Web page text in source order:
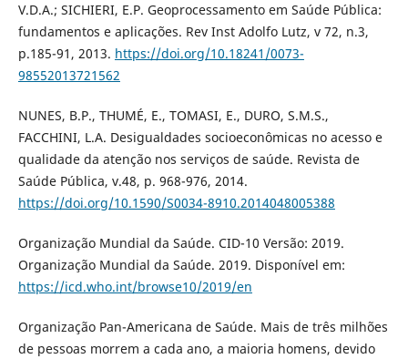
V.D.A.; SICHIERI, E.P. Geoprocessamento em Saúde Pública:
fundamentos e aplicações. Rev Inst Adolfo Lutz, v 72, n.3,
p.185-91, 2013. https://doi.org/10.18241/0073-
98552013721562
NUNES, B.P., THUMÉ, E., TOMASI, E., DURO, S.M.S.,
FACCHINI, L.A. Desigualdades socioeconômicas no acesso e
qualidade da atenção nos serviços de saúde. Revista de
Saúde Pública, v.48, p. 968-976, 2014.
https://doi.org/10.1590/S0034-8910.2014048005388
Organização Mundial da Saúde. CID-10 Versão: 2019.
Organização Mundial da Saúde. 2019. Disponível em:
https://icd.who.int/browse10/2019/en
Organização Pan-Americana de Saúde. Mais de três milhões
de pessoas morrem a cada ano, a maioria homens, devido